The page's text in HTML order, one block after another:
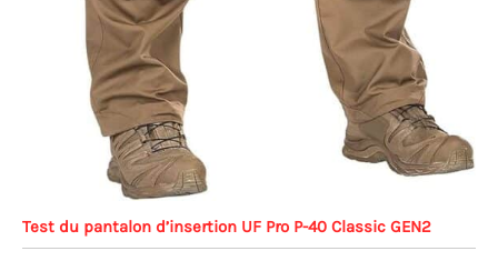
Test du pantalon d’insertion UF Pro P-40 Classic GEN2